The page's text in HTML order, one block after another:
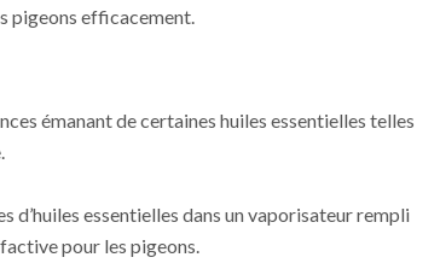
pigeons efficacement.
émanant de certaines huiles essentielles telles
d’huiles essentielles dans un vaporisateur rempli
pour les pigeons.